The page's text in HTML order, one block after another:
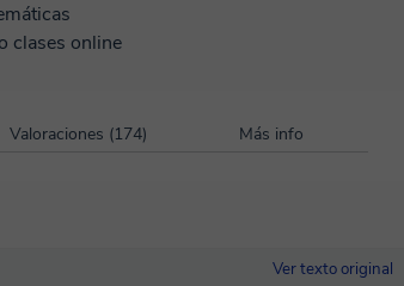
clases online
Valoraciones (174) Más info
Ver texto original